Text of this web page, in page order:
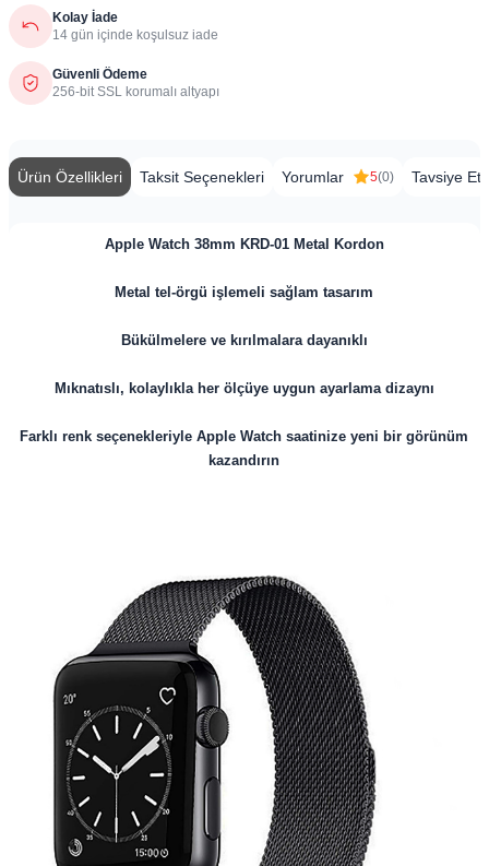
Kolay İade
14 gün içinde koşulsuz iade
Güvenli Ödeme
256-bit SSL korumalı altyapı
Ürün Özellikleri Taksit Seçenekleri Yorumlar 5(0) Tavsiye Et
Apple Watch 38mm KRD-01 Metal Kordon
Metal tel-örgü işlemeli sağlam tasarım
Bükülmelere ve kırılmalara dayanıklı
Mıknatıslı, kolaylıkla her ölçüye uygun ayarlama dizaynı
Farklı renk seçenekleriyle Apple Watch saatinize yeni bir görünüm
kazandırın